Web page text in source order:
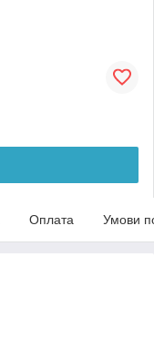
Оплата Умови